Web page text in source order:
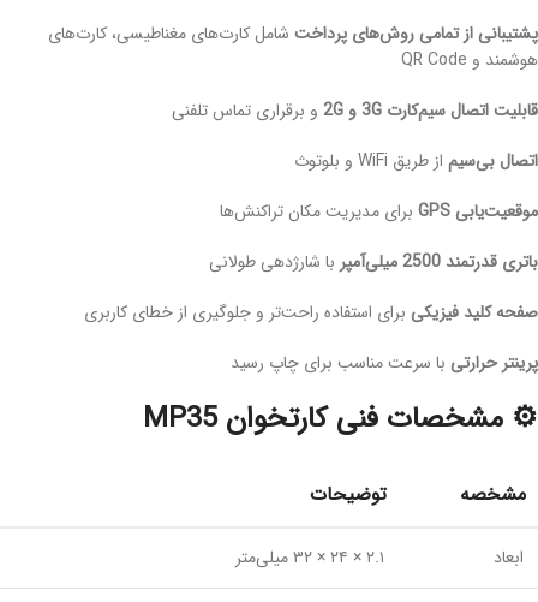
پشتیبانی از تمامی روش‌های پرداخت شامل کارت‌های مغناطیسی، کارت‌های
هوشمند و QR Code
قابلیت اتصال سیم‌کارت 3G و 2G
و برقراری تماس تلفنی
اتصال بی‌سیم از طریق WiFi و بلوتوث
موقعیت‌یابی GPS
برای مدیریت مکان تراکنش‌ها
باتری قدرتمند 2500 میلی‌آمپر
با شارژدهی طولانی
صفحه کلید فیزیکی برای استفاده راحت‌تر و جلوگیری از خطای کاربری
پرینتر حرارتی با سرعت مناسب برای چاپ رسید
⚙️ مشخصات فنی کارتخوان MP35
مشخصه توضیحات
ابعاد ۲.۱ × ۲۴ × ۳۲ میلی‌متر